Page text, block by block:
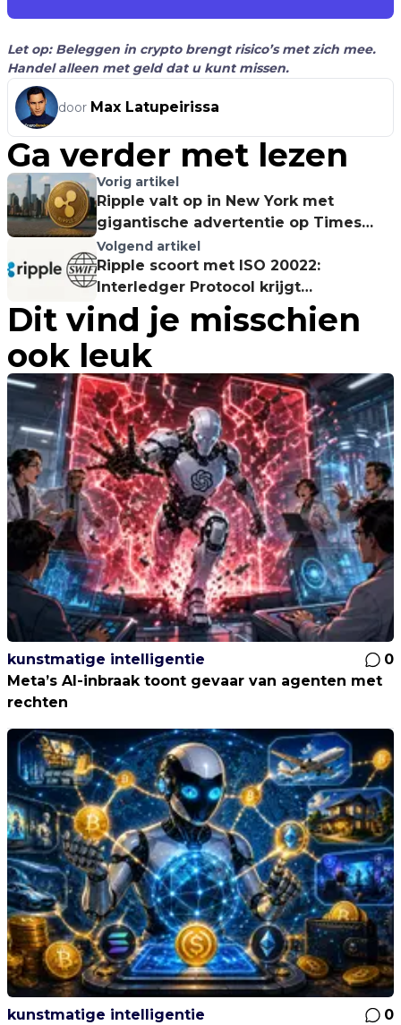
Let op: Beleggen in crypto brengt risico’s met zich mee.
Handel alleen met geld dat u kunt missen.
door Max Latupeirissa
Ga verder met lezen
Vorig artikel
Ripple valt op in New York met
gigantische advertentie op Times
Square
Volgend artikel
Ripple scoort met ISO 20022:
Interledger Protocol krijgt
goedkeuring voor SWIFT-
interoperabiliteit
Dit vind je misschien
ook leuk
kunstmatige intelligentie
0
Meta’s AI-inbraak toont gevaar van agenten met
rechten
kunstmatige intelligentie
0